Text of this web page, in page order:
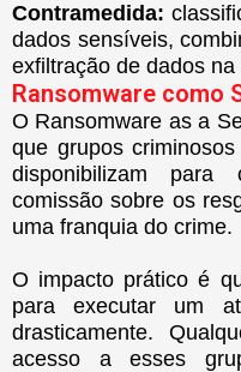
Contramedida:
dados sensíveis,
exfiltração de dados na
Ransomware como
O Ransomware as a
que grupos
disponibilizam para
comissão sobre os
uma franquia do crime.
O impacto prático é
para executar um
drasticamente.
acesso a esses